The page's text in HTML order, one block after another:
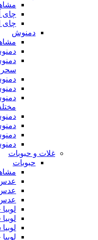
چای
چای
دمنوش
غلات و حبوبات
حبوبات
عدس
عدس